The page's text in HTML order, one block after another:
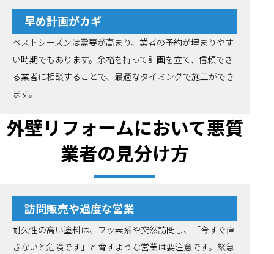
早め計画がカギ
ベストシーズンは需要が高まり、業者の予約が埋まりやす
い時期でもあります。余裕を持って計画を立て、信頼でき
る業者に相談することで、最適なタイミングで施工ができ
ます。
外壁リフォームにおいて悪質
業者の見分け方
訪問販売や過度な営業
耐久性の高い塗料は、フッ素系や突然訪問し、「今すぐ直
さないと危険です」と脅すような営業は要注意です。緊急